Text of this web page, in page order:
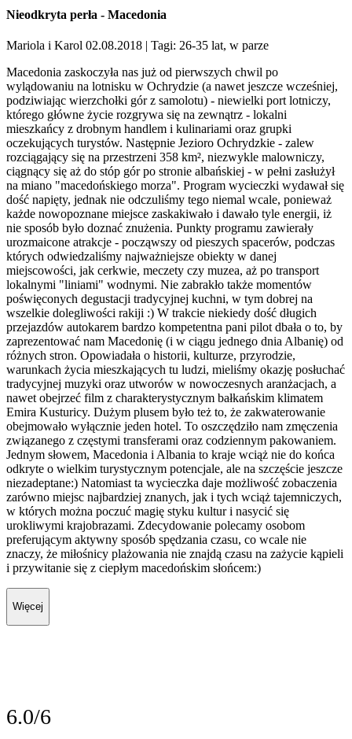
Nieodkryta perła - Macedonia
Mariola i Karol 02.08.2018 | Tagi: 26-35 lat, w parze
Macedonia zaskoczyła nas już od pierwszych chwil po
wylądowaniu na lotnisku w Ochrydzie (a nawet jeszcze wcześniej,
podziwiając wierzchołki gór z samolotu) - niewielki port lotniczy,
którego główne życie rozgrywa się na zewnątrz - lokalni
mieszkańcy z drobnym handlem i kulinariami oraz grupki
oczekujących turystów. Następnie Jezioro Ochrydzkie - zalew
rozciągający się na przestrzeni 358 km², niezwykle malowniczy,
ciągnący się aż do stóp gór po stronie albańskiej - w pełni zasłużył
na miano "macedońskiego morza". Program wycieczki wydawał się
dość napięty, jednak nie odczuliśmy tego niemal wcale, ponieważ
każde nowopoznane miejsce zaskakiwało i dawało tyle energii, iż
nie sposób było doznać znużenia. Punkty programu zawierały
urozmaicone atrakcje - począwszy od pieszych spacerów, podczas
których odwiedzaliśmy najważniejsze obiekty w danej
miejscowości, jak cerkwie, meczety czy muzea, aż po transport
lokalnymi "liniami" wodnymi. Nie zabrakło także momentów
poświęconych degustacji tradycyjnej kuchni, w tym dobrej na
wszelkie dolegliwości rakiji :) W trakcie niekiedy dość długich
przejazdów autokarem bardzo kompetentna pani pilot dbała o to, by
zaprezentować nam Macedonię (i w ciągu jednego dnia Albanię) od
różnych stron. Opowiadała o historii, kulturze, przyrodzie,
warunkach życia mieszkających tu ludzi, mieliśmy okazję posłuchać
tradycyjnej muzyki oraz utworów w nowoczesnych aranżacjach, a
nawet obejrzeć film z charakterystycznym bałkańskim klimatem
Emira Kusturicy. Dużym plusem było też to, że zakwaterowanie
obejmowało wyłącznie jeden hotel. To oszczędziło nam zmęczenia
związanego z częstymi transferami oraz codziennym pakowaniem.
Jednym słowem, Macedonia i Albania to kraje wciąż nie do końca
odkryte o wielkim turystycznym potencjale, ale na szczęście jeszcze
niezadeptane:) Natomiast ta wycieczka daje możliwość zobaczenia
zarówno miejsc najbardziej znanych, jak i tych wciąż tajemniczych,
w których można poczuć magię styku kultur i nasycić się
urokliwymi krajobrazami. Zdecydowanie polecamy osobom
preferującym aktywny sposób spędzania czasu, co wcale nie
znaczy, że miłośnicy plażowania nie znajdą czasu na zażycie kąpieli
i przywitanie się z ciepłym macedońskim słońcem:)
Więcej
6.0/6